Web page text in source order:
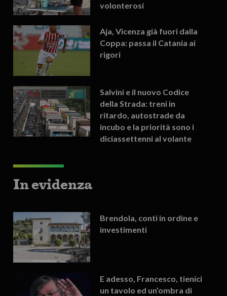
volonterosi
Aja, Vicenza già fuori dalla
Coppa: passa il Catania ai
rigori
Salvini e il nuovo Codice
della Strada: treni in
ritardo, autostrade da
incubo e la priorità sono i
diciassettenni al volante
In evidenza
Brendola, conti in ordine e
investimenti
E adesso, Francesco, tienici
un tavolo ed un’ombra di